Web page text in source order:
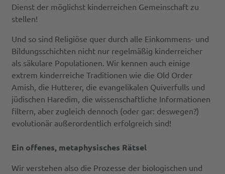
Dienst der möglichst kinderreichen Gemeinschaft zu
stellen!
Und so sind Religiöse quer durch alle Einkommens- und
Bildungsschichten nicht nur regelmäßig kinderreicher
als säkulare Populationen. Wir kennen auch einige
extrem kinderreiche Traditionen wie die Old Order
Amish, die Hutterer, die evangelikalen Quiverfulls und
jüdischen Haredim, die wissenschaftliche Informationen
filtern, aber zugleich dennoch (oder gar: deswegen?)
evolutionär außerordentlich erfolgreich sind!
Ein offenes, metaphysisches Rätsel
Wir verstehen also die Prozesse der biologischen und